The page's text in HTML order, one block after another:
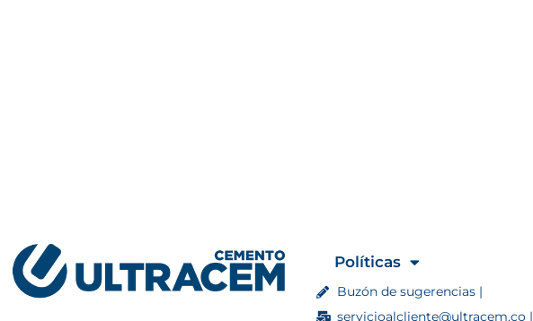
Políticas
Buzón de sugerencias |
servicioalcliente@ultracem.co |